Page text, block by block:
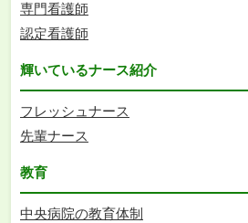
専門看護師
認定看護師
輝いているナース紹介
フレッシュナース
先輩ナース
教育
中央病院の教育体制